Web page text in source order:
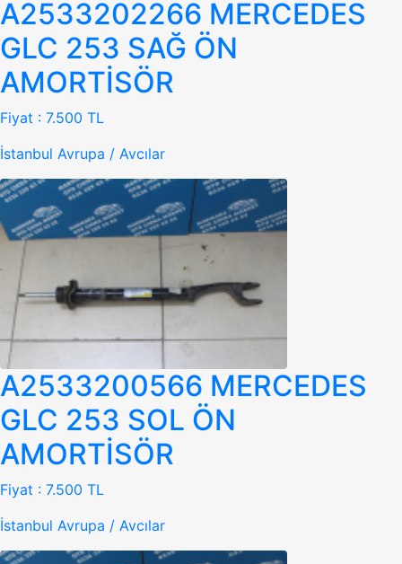
A2533202266 MERCEDES
GLC 253 SAĞ ÖN
AMORTİSÖR
Fiyat : 7.500 TL
İstanbul Avrupa / Avcılar
A2533200566 MERCEDES
GLC 253 SOL ÖN
AMORTİSÖR
Fiyat : 7.500 TL
İstanbul Avrupa / Avcılar